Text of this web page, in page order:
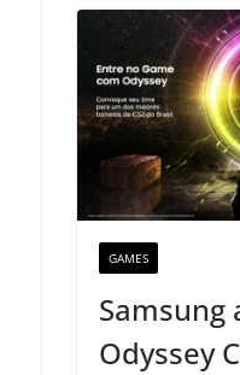
GAMES
Samsung
Odyssey